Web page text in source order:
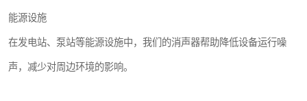
能源设施
在发电站、泵站等能源设施中，我们的消声器帮助降低设备运行噪
声，减少对周边环境的影响。